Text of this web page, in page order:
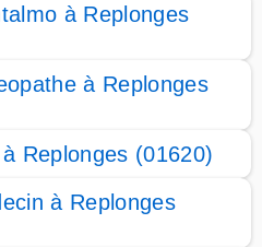
à Replonges
à Replonges
Replonges (01620)
à Replonges